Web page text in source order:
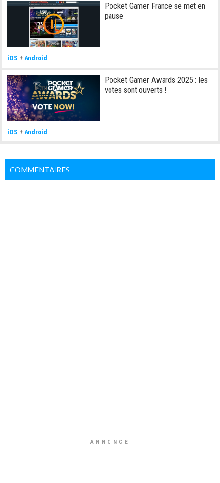
Pocket Gamer France se met en
pause
iOS + Android
Pocket Gamer Awards 2025 : les
votes sont ouverts !
iOS + Android
COMMENTAIRES
ANNONCE